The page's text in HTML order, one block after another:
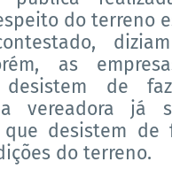
do terreno
as
desistem de
a vereadora já
que desistem de
do terreno.